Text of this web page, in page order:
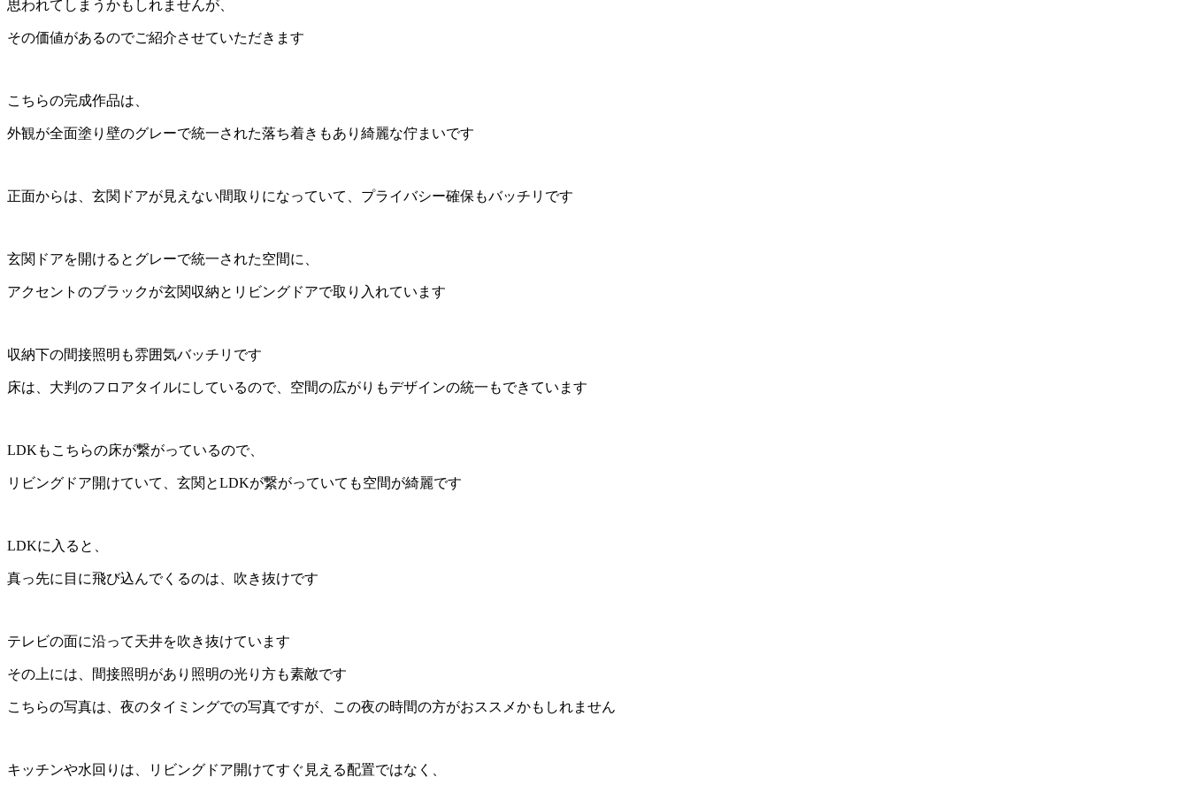
思われてしまうかもしれませんが、
その価値があるのでご紹介させていただきます
こちらの完成作品は、
外観が全面塗り壁のグレーで統一された落ち着きもあり綺麗な佇まいです
正面からは、玄関ドアが見えない間取りになっていて、プライバシー確保もバッチリです
玄関ドアを開けるとグレーで統一された空間に、
アクセントのブラックが玄関収納とリビングドアで取り入れています
収納下の間接照明も雰囲気バッチリです
床は、大判のフロアタイルにしているので、空間の広がりもデザインの統一もできています
LDKもこちらの床が繋がっているので、
リビングドア開けていて、玄関とLDKが繋がっていても空間が綺麗です
LDKに入ると、
真っ先に目に飛び込んでくるのは、吹き抜けです
テレビの面に沿って天井を吹き抜けています
その上には、間接照明があり照明の光り方も素敵です
こちらの写真は、夜のタイミングでの写真ですが、この夜の時間の方がおススメかもしれません
キッチンや水回りは、リビングドア開けてすぐ見える配置ではなく、